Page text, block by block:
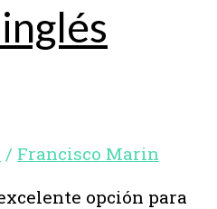
/ Francisco Marin
opción para